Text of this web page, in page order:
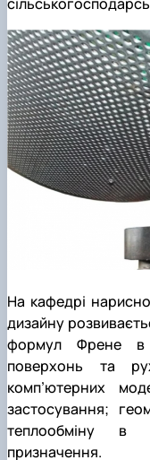
На кафедрі
дизайну
формул Френе в
поверхонь та
комп’ютерних
застосування;
теплообміну в
призначення.